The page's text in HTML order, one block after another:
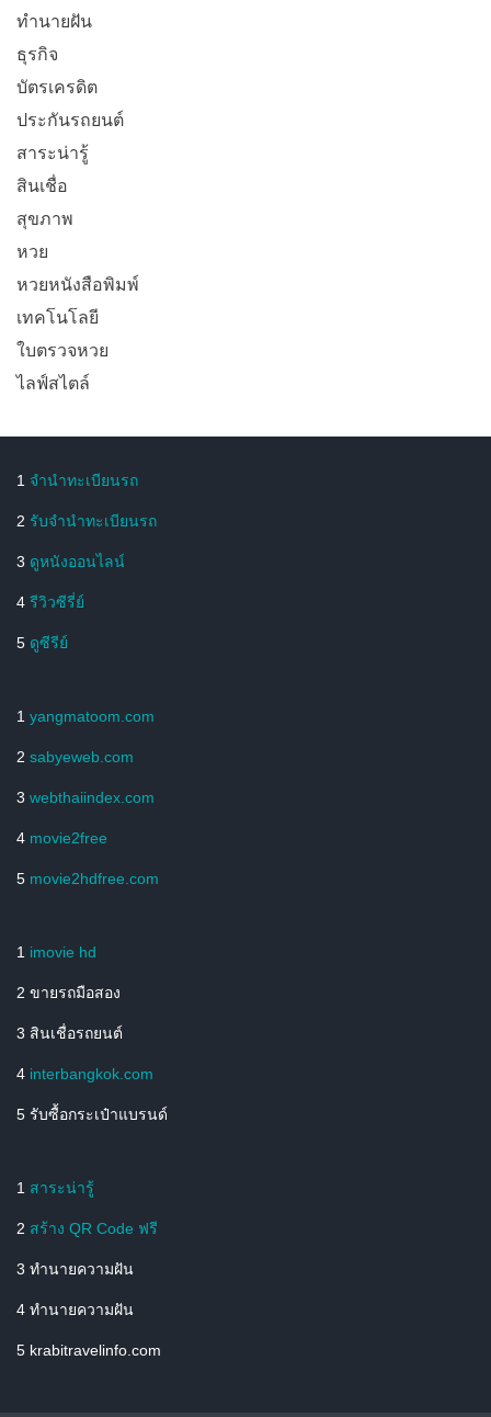
ทำนายฝัน
ธุรกิจ
บัตรเครดิต
ประกันรถยนต์
สาระน่ารู้
สินเชื่อ
สุขภาพ
หวย
หวยหนังสือพิมพ์
เทคโนโลยี
ใบตรวจหวย
ไลฟ์สไตล์
1 จํานําทะเบียนรถ
2 รับจํานําทะเบียนรถ
3 ดูหนังออนไลน์
4 รีวิวซีรี่ย์
5 ดูซีรีย์
1 yangmatoom.com
2 sabyeweb.com
3 webthaiindex.com
4 movie2free
5 movie2hdfree.com
1 imovie hd
2 ขายรถมือสอง
3 สินเชื่อรถยนต์
4 interbangkok.com
5 รับซื้อกระเป๋าแบรนด์
1 สาระน่ารู้
2 สร้าง QR Code ฟรี
3 ทํานายความฝัน
4 ทํานายความฝัน
5 krabitravelinfo.com